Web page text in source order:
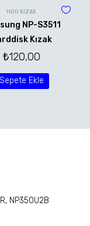
HDD KIZAK
NP-S3511
Kızak
₺120,00
Sepete Ekle
NP350U2B